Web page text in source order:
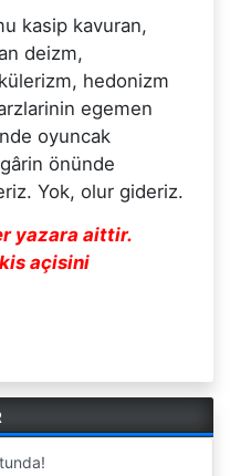
kasip kavuran,
deizm,
hedonizm
egemen
oyuncak
önünde
Yok, olur gideriz.
yazara aittir.
açisini